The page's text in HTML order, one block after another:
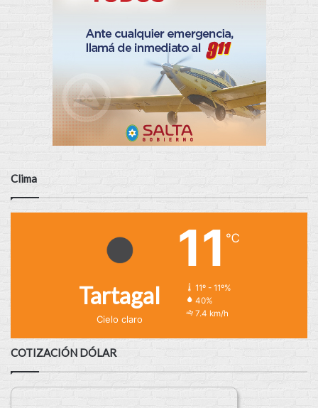
Clima
Tartagal
Cielo claro
11 ℃
11º - 11º%
40%
7.4 km/h
COTIZACIÓN DÓLAR